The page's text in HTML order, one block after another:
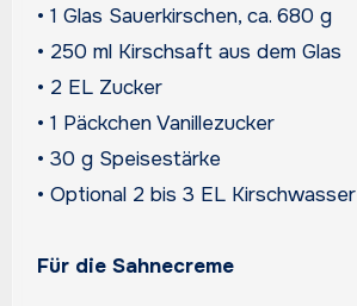
• 1 Glas Sauerkirschen, ca. 680 g
• 250 ml Kirschsaft aus dem Glas
• 2 EL Zucker
• 1 Päckchen Vanillezucker
• 30 g Speisestärke
• Optional 2 bis 3 EL Kirschwasser
Für die Sahnecreme